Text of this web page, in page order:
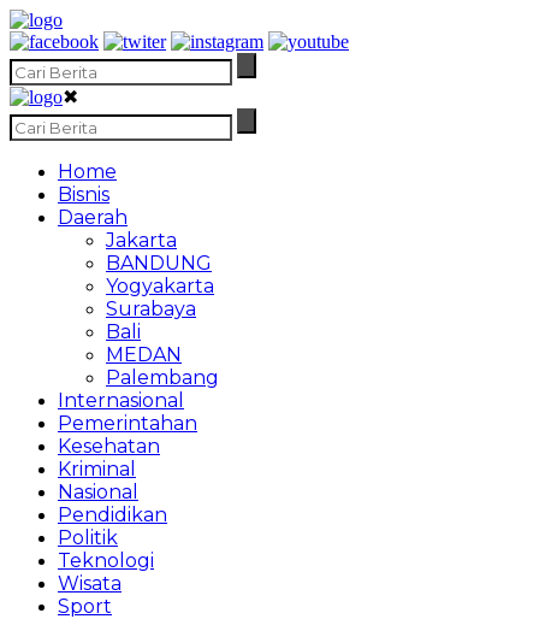
✖
Home
Bisnis
Daerah
Jakarta
BANDUNG
Yogyakarta
Surabaya
Bali
MEDAN
Palembang
Internasional
Pemerintahan
Kesehatan
Kriminal
Nasional
Pendidikan
Politik
Teknologi
Wisata
Sport